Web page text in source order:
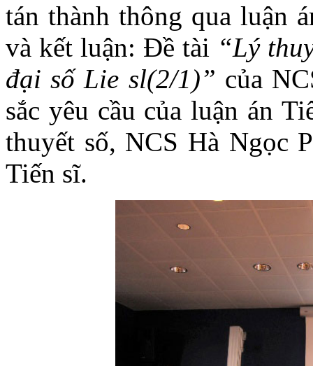
tán thành thông qua luận
và kết luận: Đề tài “Lý
đại số Lie sl(2/1)” của
sắc yêu cầu của luận án
thuyết số, NCS Hà Ngọc
Tiến sĩ.